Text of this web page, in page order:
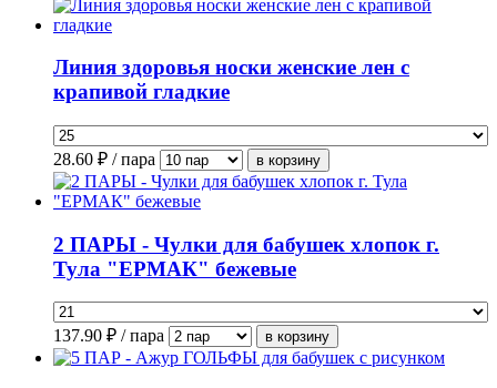
Линия здоровья носки женские лен с
крапивой гладкие
28.60 ₽ / пара
2 ПАРЫ - Чулки для бабушек хлопок г.
Тула "ЕРМАК" бежевые
137.90 ₽ / пара